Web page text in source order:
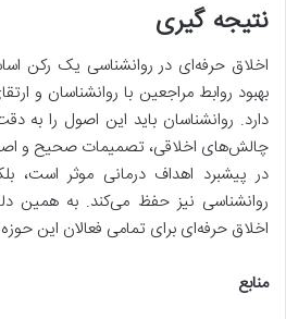
نتیجه گیری
اخلاق حرفه‌ای در روانشناسی یک رکن
بهبود روابط مراجعین با روانشناسان و
دارد. روانشناسان باید این اصول را به
چالش‌های اخلاقی، تصمیمات صحیح و
در پیشبرد اهداف درمانی موثر است،
روانشناسی نیز حفظ می‌کند. به همین
اخلاق حرفه‌ای برای تمامی فعالان این
منابع